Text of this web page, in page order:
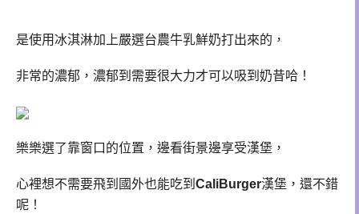
是使用冰淇淋加上嚴選台農牛乳鮮奶打出來的，
非常的濃郁，濃郁到需要很大力才可以吸到奶昔哈！
樂樂選了靠窗口的位置，邊看街景邊享受漢堡，
心裡想不需要飛到國外也能吃到 CaliBurger漢堡，還不錯
呢！